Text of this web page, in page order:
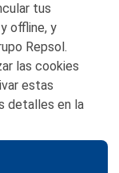
tus
offline, y
Repsol.
las cookies
estas
detalles en la